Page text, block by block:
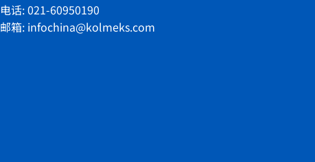
电话: 021-60950190
邮箱: infochina@kolmeks.com